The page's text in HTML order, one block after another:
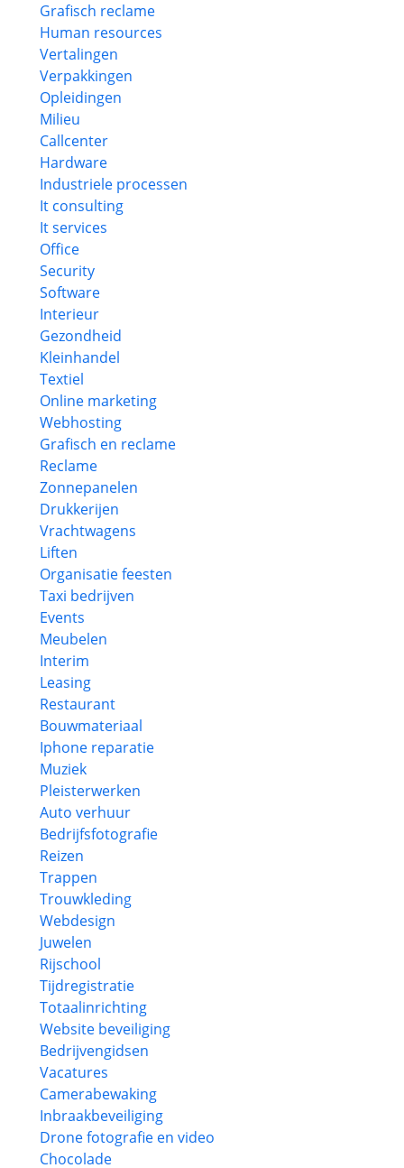
Grafisch reclame
Human resources
Vertalingen
Verpakkingen
Opleidingen
Milieu
Callcenter
Hardware
Industriele processen
It consulting
It services
Office
Security
Software
Interieur
Gezondheid
Kleinhandel
Textiel
Online marketing
Webhosting
Grafisch en reclame
Reclame
Zonnepanelen
Drukkerijen
Vrachtwagens
Liften
Organisatie feesten
Taxi bedrijven
Events
Meubelen
Interim
Leasing
Restaurant
Bouwmateriaal
Iphone reparatie
Muziek
Pleisterwerken
Auto verhuur
Bedrijfsfotografie
Reizen
Trappen
Trouwkleding
Webdesign
Juwelen
Rijschool
Tijdregistratie
Totaalinrichting
Website beveiliging
Bedrijvengidsen
Vacatures
Camerabewaking
Inbraakbeveiliging
Drone fotografie en video
Chocolade